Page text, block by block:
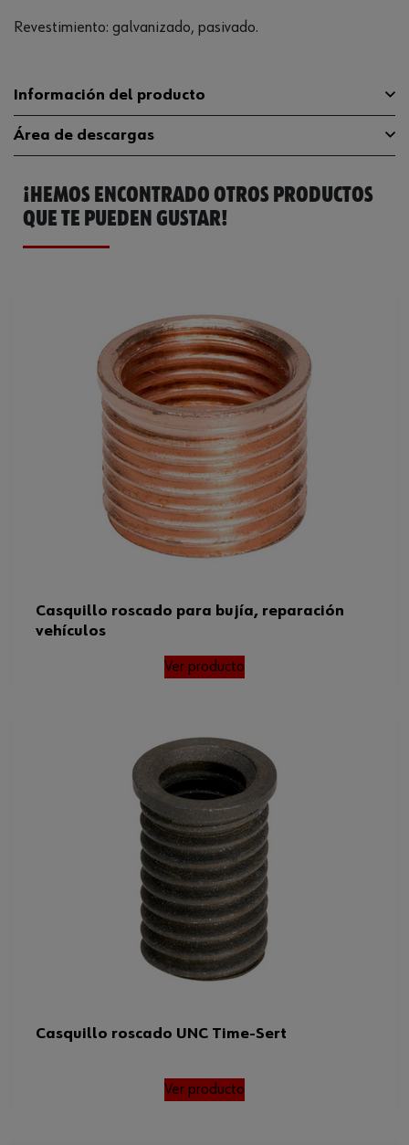
Revestimiento: galvanizado, pasivado.
Información del producto
Material ST
Superficie ZN
Longitud
M
0.7 mm
Código del sistema armonizado 73269098900
Peso del producto (por artículo) 1.029 g
Tipo de rosca x diámetro nominal
M4 x 0,7
Área de descargas
Catálogo General 0663480
Ficha Técnica
¡HEMOS ENCONTRADO OTROS PRODUCTOS
QUE TE PUEDEN GUSTAR!
Casquillo roscado para bujía, reparación
vehículos
Ver producto
Casquillo roscado UNC Time-Sert
Ver producto